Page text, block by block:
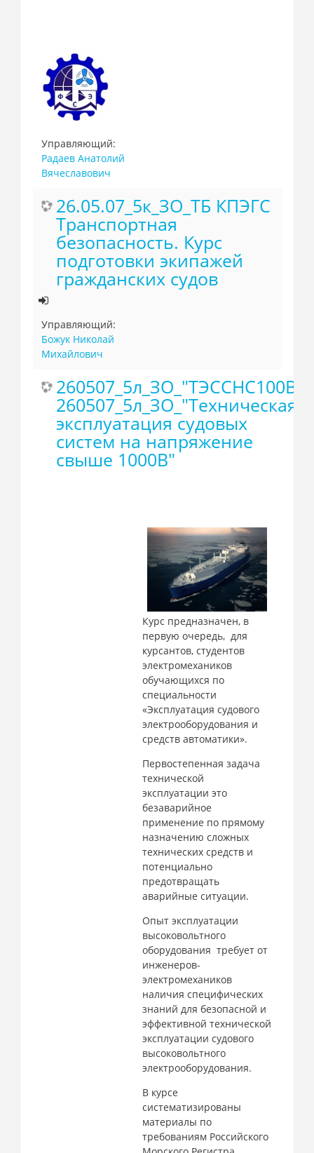
Управляющий:
Радаев Анатолий
Вячеславович
26.05.07_5к_ЗО_ТБ КПЭГС
Транспортная
безопасность. Курс
подготовки экипажей
гражданских судов
Управляющий:
Божук Николай
Михайлович
260507_5л_ЗО_"ТЭССНС100В"
260507_5л_ЗО_"Техническая
эксплуатация судовых
систем на напряжение
свыше 1000В"
Курс предназначен, в
первую очередь, для
курсантов, студентов
электромехаников
обучающихся по
специальности
«Эксплуатация судового
электрооборудования и
средств автоматики».
Первостепенная задача
технической
эксплуатации это
безаварийное
применение по прямому
назначению сложных
технических средств и
потенциально
предотвращать
аварийные ситуации.
Опыт эксплуатации
высоковольтного
оборудования требует от
инженеров-
электромехаников
наличия специфических
знаний для безопасной и
эффективной технической
эксплуатации судового
высоковольтного
электрооборудования.
В курсе
систематизированы
материалы по
требованиям Российского